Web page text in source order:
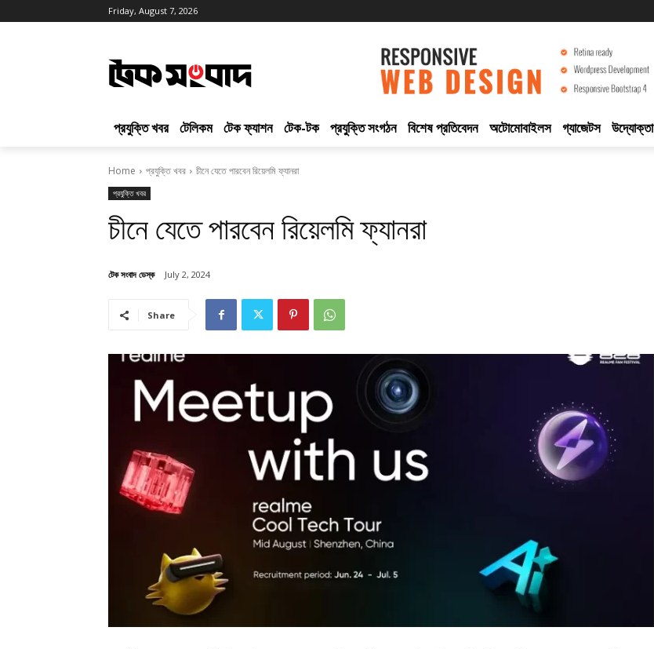
Friday, August 7, 2026
প্রযুক্তি খবর টেলিকম টেক ফ্যাশন টেক-টক প্রযুক্তি সংগঠন বিশেষ প্রতিবেদন অটোমোবাইলস গ্যাজেটস উদ্যোক্তা
Home প্রযুক্তি খবর চীনে যেতে পারবেন রিয়েলমি ফ্যানরা
প্রযুক্তি খবর
চীনে যেতে পারবেন রিয়েলমি ফ্যানরা
টেক সংবাদ ডেস্ক July 2, 2024
Share